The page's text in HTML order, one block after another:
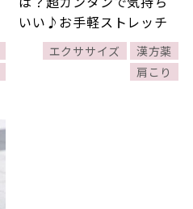
いい♪お手軽ストレッチ
エクササイズ
漢方薬
肩こり